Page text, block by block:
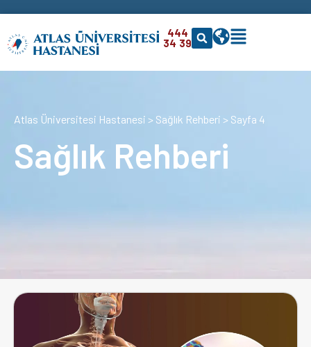
444
34 39
Atlas Üniversitesi Hastanesi > Sağlık Rehberi > Sayfa 4
Sağlık Rehberi